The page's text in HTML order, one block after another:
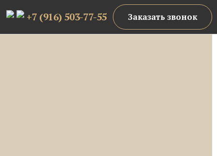
+7 (916) 503-77-55 Заказать звонок